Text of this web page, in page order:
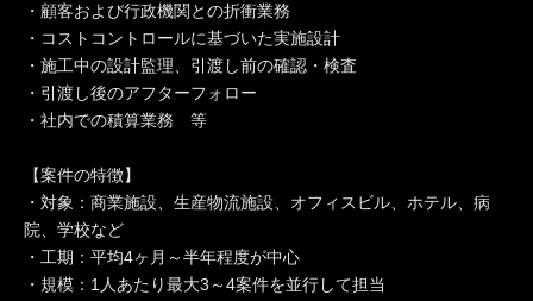
・顧客および行政機関との折衝業務
・コストコントロールに基づいた実施設計
・施工中の設計監理、引渡し前の確認・検査
・引渡し後のアフターフォロー
・社内での積算業務 等
【案件の特徴】
・対象：商業施設、生産物流施設、オフィスビル、ホテル、病
院、学校など
・工期：平均4ヶ月～半年程度が中心
・規模：1人あたり最大3～4案件を並行して担当